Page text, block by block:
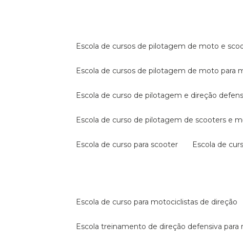
escola de cursos de pilotagem de moto e
escola de cursos de pilotagem de moto para
escola de curso de pilotagem e direção
escola de curso de pilotagem de scooters e
escola de curso para scooter escola de
escola de curso para motociclistas de direção
escola treinamento de direção defensiva